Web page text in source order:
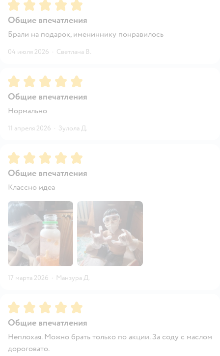
Рейтинг:5
Общие впечатления
Брали на подарок, имениннику понравилось
04 июля 2026 · Светлана В.
Рейтинг:5
Общие впечатления
Нормально
11 апреля 2026 · Зулола Д.
Рейтинг:5
Общие впечатления
Классно идеа
17 марта 2026 · Манзура Д.
Рейтинг:5
Общие впечатления
Неплохая. Можно брать только по акции. За соду с маслом
дороговато.